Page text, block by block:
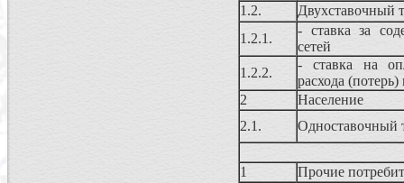
1.2.
Двухставочный
1.2.1.
- ставка за
сетей
1.2.2.
- ставка на
расхода (потерь)
2
Население
2.1.
Одноставочный
1
Прочие